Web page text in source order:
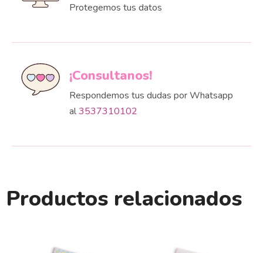
Protegemos tus datos
¡Consultanos!
Respondemos tus dudas por Whatsapp
al3537310102
Productos relacionados